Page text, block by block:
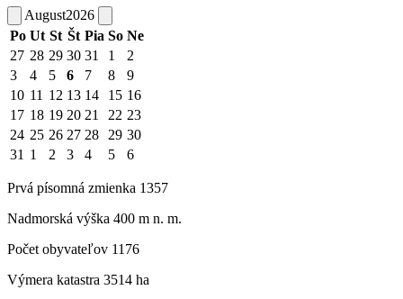
August2026
Po Ut St Št Pia So Ne
27 28 29 30 31 1
2
3
4 5 6 7 8
9
10 11 12 13 14 15 16
17 18 19 20 21 22 23
24 25 26 27 28 29 30
31 1 2 3 4 5 6
Prvá písomná zmienka 1357
Nadmorská výška 400 m n. m.
Počet obyvateľov 1176
Výmera katastra 3514 ha